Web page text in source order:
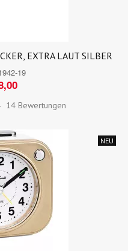
EXTRA LAUT SILBER
19
- 14 Bewertungen
NEU